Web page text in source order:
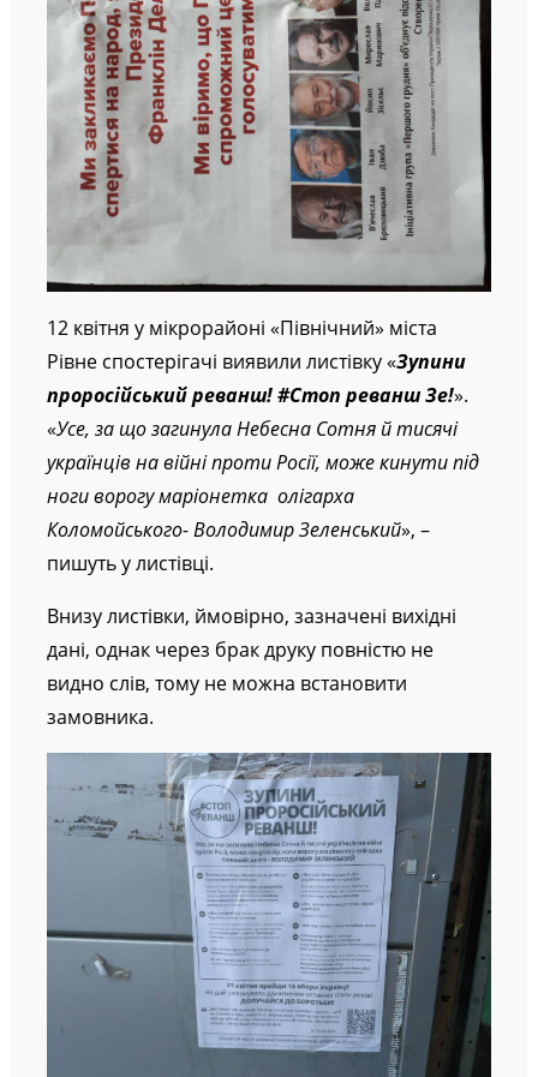
12 квітня у мікрорайоні «Північний» міста
Рівне спостерігачі виявили листівку «Зупини
проросійський реванш! #Стоп реванш Зе!».
«Усе, за що загинула Небесна Сотня й тисячі
українців на війні проти Росії, може кинути під
ноги ворогу маріонетка олігарха
Коломойського- Володимир Зеленський», –
пишуть у листівці.
Внизу листівки, ймовірно, зазначені вихідні
дані, однак через брак друку повністю не
видно слів, тому не можна встановити
замовника.